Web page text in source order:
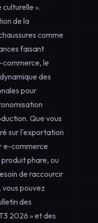
».
de la
comme
faisant
le
des
pour
Que vous
sur l'exportation
e-commerce
phare, ou
de raccourcir
pouvez
des
2026 » et des